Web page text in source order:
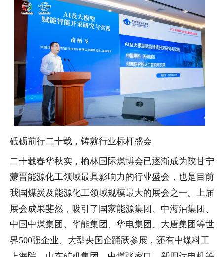
砥砺前行二十载，铸就行业标杆盛会
二十载春华秋实，榆林国际煤博会已逐渐成为陕甘宁
蒙晋能源化工领域最具影响力的行业盛会，也是目前
我国煤炭及能源化工领域规模最大的展会之一。上届
展会成果斐然，吸引了国家能源集团、中海油集团、
中国中煤集团、华能集团、华电集团、大唐集团等世
界500强企业、大型央国企踊跃参展，还有中煤科工